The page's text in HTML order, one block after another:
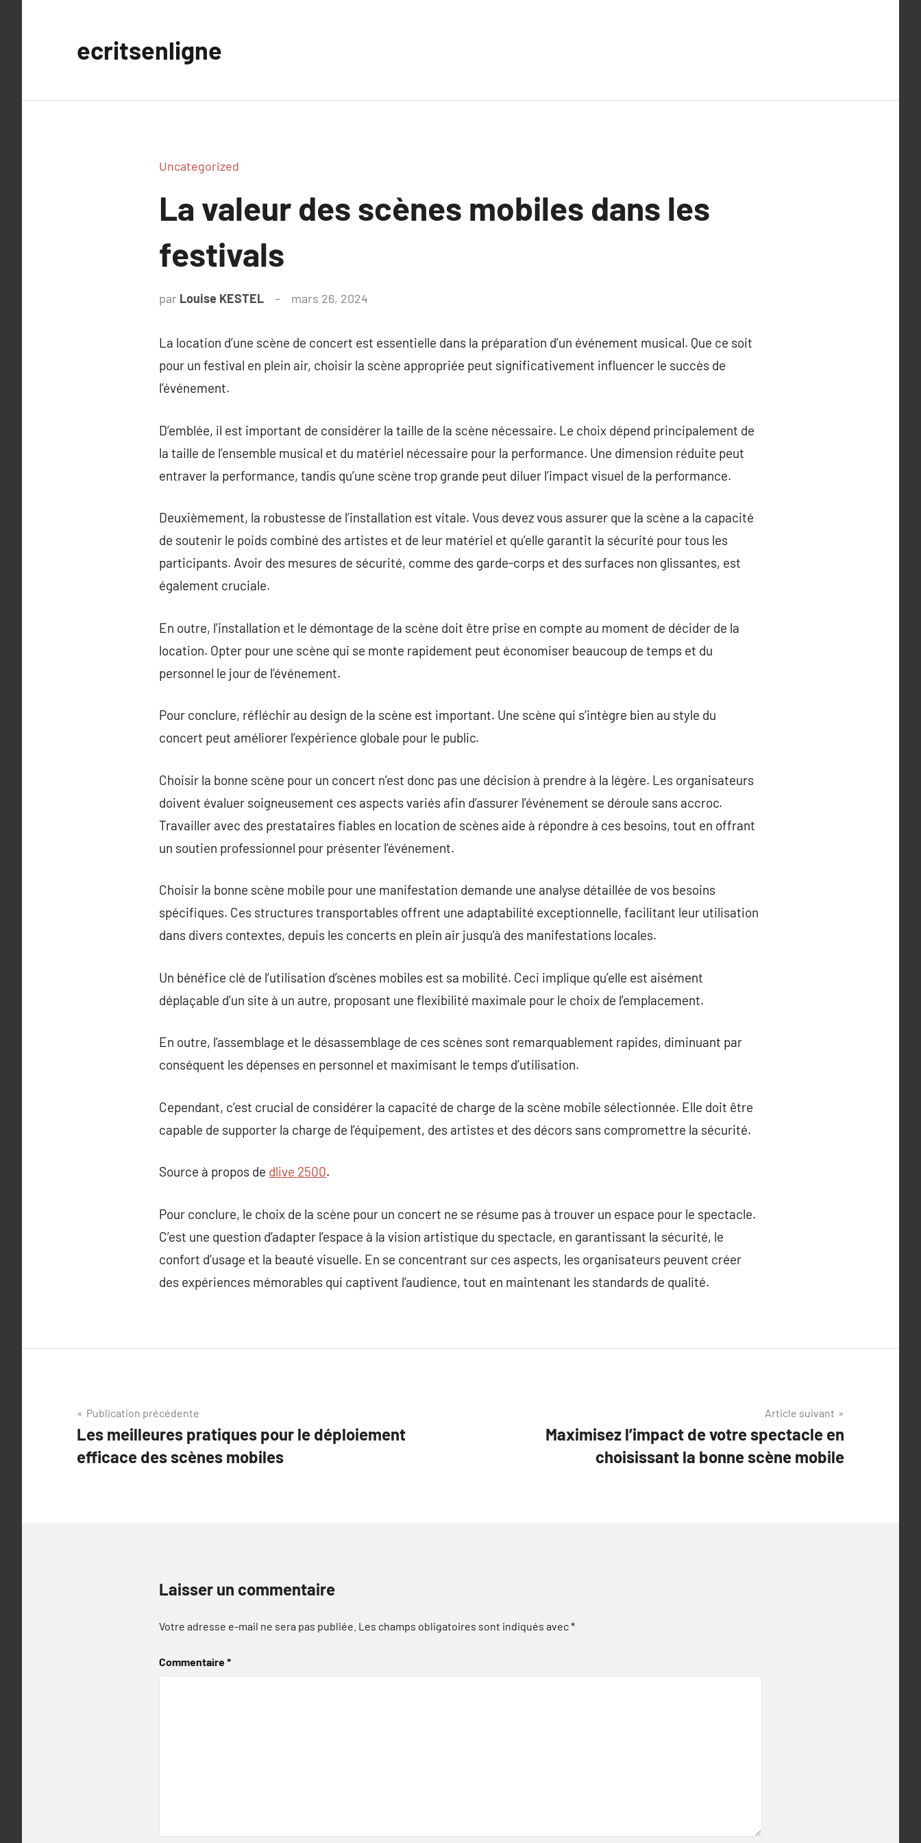
ecritsenligne
Uncategorized
La valeur des scènes mobiles dans les
festivals
par Louise KESTEL mars 26, 2024
La location d’une scène de concert est essentielle dans la préparation d’un événement musical. Que ce soit
pour un festival en plein air, choisir la scène appropriée peut significativement influencer le succès de
l’événement.
D’emblée, il est important de considérer la taille de la scène nécessaire. Le choix dépend principalement de
la taille de l’ensemble musical et du matériel nécessaire pour la performance. Une dimension réduite peut
entraver la performance, tandis qu’une scène trop grande peut diluer l’impact visuel de la performance.
Deuxièmement, la robustesse de l’installation est vitale. Vous devez vous assurer que la scène a la capacité
de soutenir le poids combiné des artistes et de leur matériel et qu’elle garantit la sécurité pour tous les
participants. Avoir des mesures de sécurité, comme des garde-corps et des surfaces non glissantes, est
également cruciale.
En outre, l’installation et le démontage de la scène doit être prise en compte au moment de décider de la
location. Opter pour une scène qui se monte rapidement peut économiser beaucoup de temps et du
personnel le jour de l’événement.
Pour conclure, réfléchir au design de la scène est important. Une scène qui s’intègre bien au style du
concert peut améliorer l’expérience globale pour le public.
Choisir la bonne scène pour un concert n’est donc pas une décision à prendre à la légère. Les organisateurs
doivent évaluer soigneusement ces aspects variés afin d’assurer l’événement se déroule sans accroc.
Travailler avec des prestataires fiables en location de scènes aide à répondre à ces besoins, tout en offrant
un soutien professionnel pour présenter l’événement.
Choisir la bonne scène mobile pour une manifestation demande une analyse détaillée de vos besoins
spécifiques. Ces structures transportables offrent une adaptabilité exceptionnelle, facilitant leur utilisation
dans divers contextes, depuis les concerts en plein air jusqu’à des manifestations locales.
Un bénéfice clé de l’utilisation d’scènes mobiles est sa mobilité. Ceci implique qu’elle est aisément
déplaçable d’un site à un autre, proposant une flexibilité maximale pour le choix de l’emplacement.
En outre, l’assemblage et le désassemblage de ces scènes sont remarquablement rapides, diminuant par
conséquent les dépenses en personnel et maximisant le temps d’utilisation.
Cependant, c’est crucial de considérer la capacité de charge de la scène mobile sélectionnée. Elle doit être
capable de supporter la charge de l’équipement, des artistes et des décors sans compromettre la sécurité.
Source à propos de dlive 2500.
Pour conclure, le choix de la scène pour un concert ne se résume pas à trouver un espace pour le spectacle.
C’est une question d’adapter l’espace à la vision artistique du spectacle, en garantissant la sécurité, le
confort d’usage et la beauté visuelle. En se concentrant sur ces aspects, les organisateurs peuvent créer
des expériences mémorables qui captivent l’audience, tout en maintenant les standards de qualité.
Navigation
de
l’article
Publication précédente
Les meilleures pratiques pour le déploiement
efficace des scènes mobiles
Article suivant
Maximisez l’impact de votre spectacle en
choisissant la bonne scène mobile
Laisser un commentaire
Votre adresse e-mail ne sera pas publiée. Les champs obligatoires sont indiqués avec*
Commentaire*